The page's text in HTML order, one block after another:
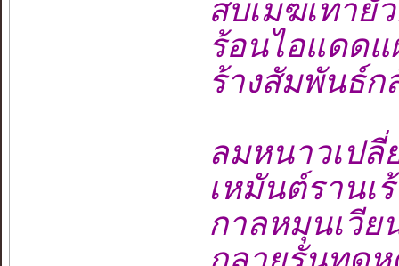
สบเมฆเทายั่
ร้อนไอแดดแ
ร้างสัมพันธ์ก
ลมหนาวเปลี่ย
เหมันต์รานเ
กาลหมุนเวีย